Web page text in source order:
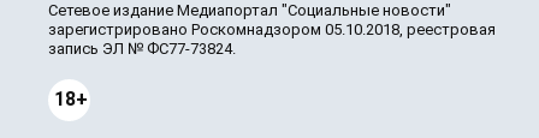
Сетевое издание Медиапортал "Социальные новости"
зарегистрировано Роскомнадзором 05.10.2018, реестровая
запись ЭЛ № ФС77-73824.
18+